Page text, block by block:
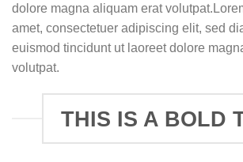
dolore magna aliquam erat
amet, consectetuer adipiscing elit, sed
euismod tincidunt ut laoreet dolore
volutpat.
THIS IS A BOLD